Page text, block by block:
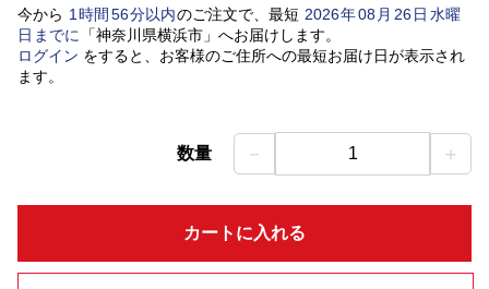
今から 1 時間 56分以内のご注文で、最短 2026年08 月 26日水曜
日 までに 「神奈川県横浜市」 へお届けします。
ログイン をすると、お客様のご住所への最短お届け日が表示され
ます。
数量 － 1 ＋
カートに入れる